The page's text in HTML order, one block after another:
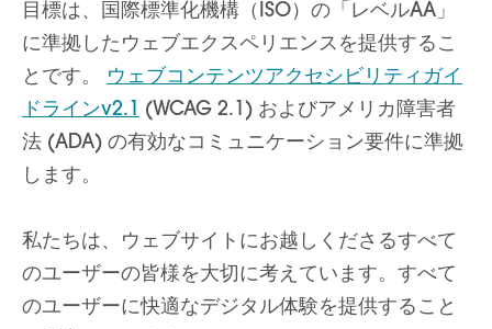
目標は、国際標準化機構（ISO）の「レベルAA」
に準拠したウェブエクスペリエンスを提供するこ
とです。
ウェブコンテンツアクセシビリティガイ
ドラインv2.1 (WCAG 2.1) およびアメリカ障害者
法 (ADA) の有効なコミュニケーション要件に準拠
します。
私たちは、ウェブサイトにお越しくださるすべて
のユーザーの皆様を大切に考えています。すべて
のユーザーに快適なデジタル体験を提供すること